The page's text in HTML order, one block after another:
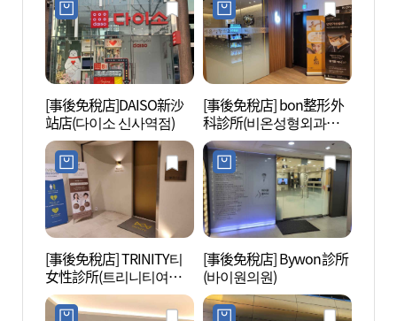
[事後免稅店]DAISO新沙
站店(다이소 신사역점)
[事後免稅店] bon整形外
科診所(비온성형외과의
원)
[事後免稅店] TRINITY티
女性診所(트리니티여성
의원)
[事後免稅店] Bywon診所
(바이원의원)